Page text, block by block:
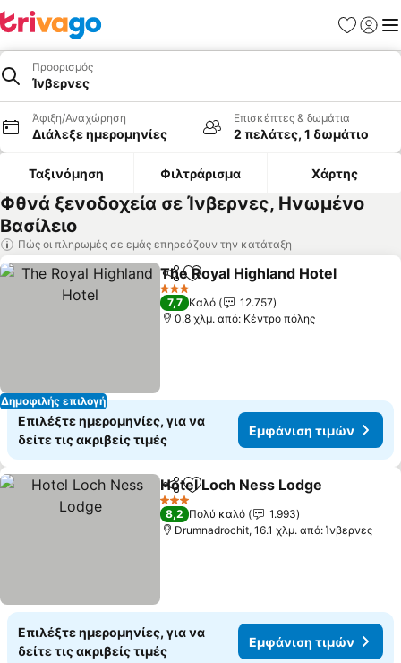
Προορισμός
Ίνβερνες
Άφιξη/Αναχώρηση
Διάλεξε ημερομηνίες
Επισκέπτες & δωμάτια
2 πελάτες, 1 δωμάτιο
Ταξινόμηση Φιλτράρισμα Χάρτης
Φθνά ξενοδοχεία σε Ίνβερνες, Ηνωμένο
Βασίλειο
Πώς οι πληρωμές σε εμάς επηρεάζουν την κατάταξη
Δημοφιλής επιλογή
Κοινοποίηση
Προσθήκη στα αγαπημένα
The Royal Highland Hotel
3 Αστέρια
7,7 Καλό
12.757
0.8 χλμ. από: Κέντρο πόλης
Επιλέξτε ημερομηνίες, για να
δείτε τις ακριβείς τιμές
Εμφάνιση τιμών
Κοινοποίηση
Προσθήκη στα αγαπημένα
Hotel Loch Ness Lodge
3 Αστέρια
8,2 Πολύ καλό
1.993
Drumnadrochit, 16.1 χλμ. από: Ίνβερνες
Επιλέξτε ημερομηνίες, για να
δείτε τις ακριβείς τιμές
Εμφάνιση τιμών